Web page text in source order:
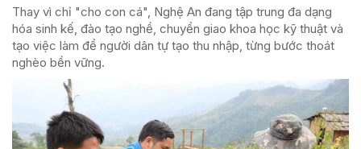
Thay vì chỉ "cho con cá", Nghệ An đang tập trung đa dạng
hóa sinh kế, đào tạo nghề, chuyển giao khoa học kỹ thuật và
tạo việc làm để người dân tự tạo thu nhập, từng bước thoát
nghèo bền vững.